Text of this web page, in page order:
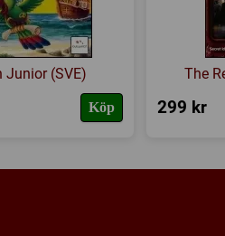
spelare man är. Med två
spel (när Jack klarar sig förbi
(2013) med förbättrade
och man har slipat bort
när man bläddrar igenom den
Junior (SVE)
Köp
The
299 kr